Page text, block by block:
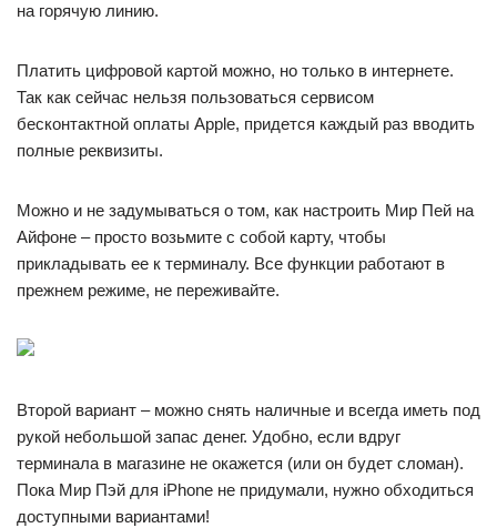
на горячую линию.
Платить цифровой картой можно, но только в интернете.
Так как сейчас нельзя пользоваться сервисом
бесконтактной оплаты Apple, придется каждый раз вводить
полные реквизиты.
Можно и не задумываться о том, как настроить Мир Пей на
Айфоне – просто возьмите с собой карту, чтобы
прикладывать ее к терминалу. Все функции работают в
прежнем режиме, не переживайте.
Второй вариант – можно снять наличные и всегда иметь под
рукой небольшой запас денег. Удобно, если вдруг
терминала в магазине не окажется (или он будет сломан).
Пока Мир Пэй для iPhone не придумали, нужно обходиться
доступными вариантами!